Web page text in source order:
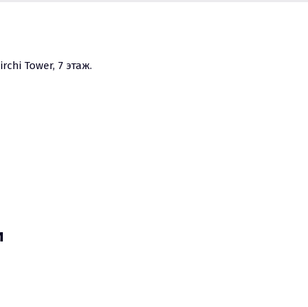
Tower, 7 этаж.